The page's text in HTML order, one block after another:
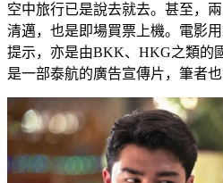
空中旅行已是說去就去。甚至，
清邁，也是即場買票上機。電影
提示，亦是由BKK、HKG之類的
是一部泰航的廣告宣傳片，筆者也